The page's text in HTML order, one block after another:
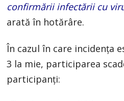
confirmării infectării cu
arată în hotărâre.
În cazul în care incidența
3 la mie, participarea
participanți: